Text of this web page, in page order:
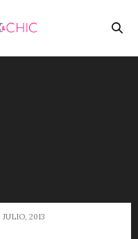
JULIO, 2013